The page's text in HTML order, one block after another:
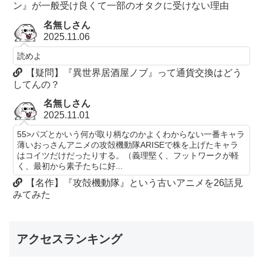
ン』が一般受け良くて一部のオタクに受けない理由
名無しさん
2025.11.06
読めよ
【疑問】『異世界居酒屋ノブ』って通貨交換はどう
してんの？
名無しさん
2025.11.01
55>パズとかいう何が取り柄なのかよくわからない一番キャラ
薄いおっさんアニメの攻殻機動隊ARISEで株を上げたキャラ
はコイツだけだったりする。（義理堅く、フットワークが軽
く、最初から素子たちに好...
【名作】『攻殻機動隊』という古いアニメを26話見
みてみた
アクセスランキング